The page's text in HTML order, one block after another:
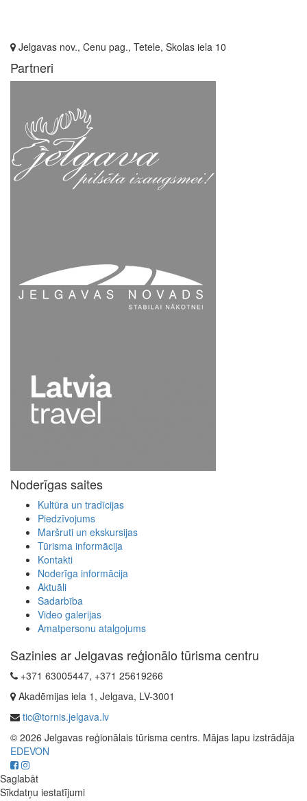
Jelgavas nov., Cenu pag., Tetele, Skolas iela 10
Partneri
Noderīgas saites
Kultūra un tradīcijas
Piedzīvojums
Maršruti un ekskursijas
Tūrisma informācija
Kontakti
Noderīga informācija
Aktuāli
Sadarbība
Video galerijas
Amatpersonu atalgojums
Sazinies ar Jelgavas reģionālo tūrisma centru
+371 63005447, +371 25619266
Akadēmijas iela 1, Jelgava, LV-3001
tic@tornis.jelgava.lv
© 2026 Jelgavas reģionālais tūrisma centrs. Mājas lapu izstrādāja
EDEVON
Saglabāt
Sīkdatņu iestatījumi